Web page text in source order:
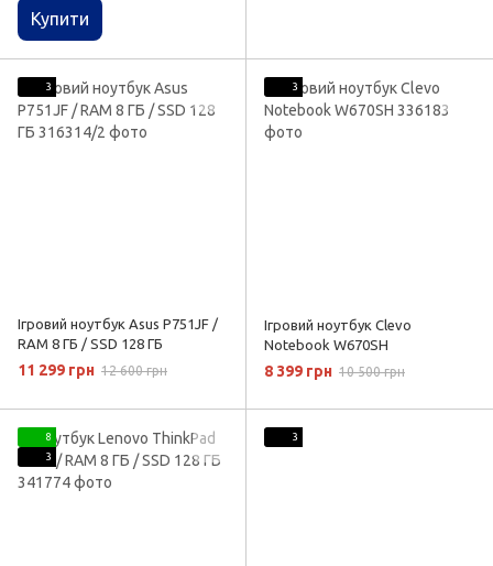
256 ГБ SSD
Купити
3
Ігровий ноутбук Asus P751JF /
RAM 8 ГБ / SSD 128 ГБ
11 299 грн 12 600 грн
3
Ігровий ноутбук Clevo
Notebook W670SH
8 399 грн 10 500 грн
8
3
3